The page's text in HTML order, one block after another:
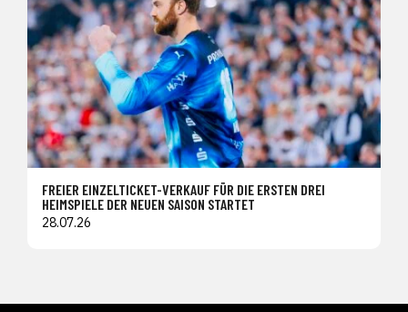
FREIER EINZELTICKET-VERKAUF FÜR DIE ERSTEN DREI
HEIMSPIELE DER NEUEN SAISON STARTET
28.07.26